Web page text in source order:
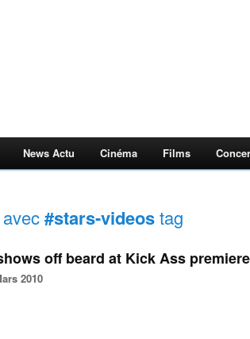
News Actu Cinéma Films
#stars-videostag
off beard at Kick Ass premiere
2010